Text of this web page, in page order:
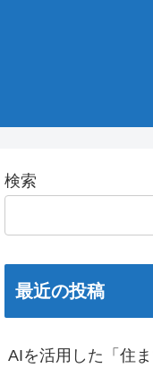
検索
最近の投稿
AIを活用した「住